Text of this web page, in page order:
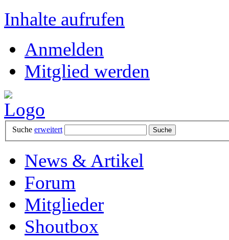
Inhalte aufrufen
Anmelden
Mitglied werden
Suche erweitert
News & Artikel
Forum
Mitglieder
Shoutbox